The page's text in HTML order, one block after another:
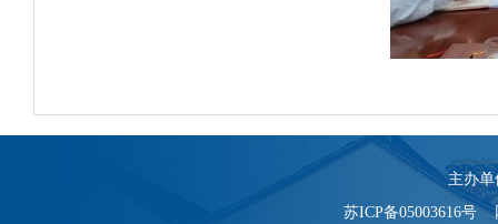
主办
苏ICP备05003616号